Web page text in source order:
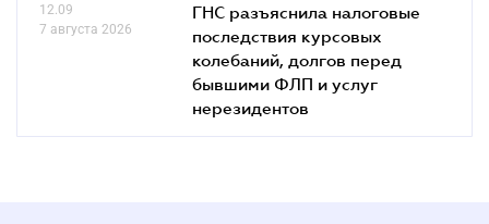
12.09
7 августа 2026
ГНС разъяснила налоговые
последствия курсовых
колебаний, долгов перед
бывшими ФЛП и услуг
нерезидентов